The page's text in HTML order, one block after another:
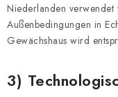
Niederlanden
Außenbedingungen in
Gewächshaus wird
3)